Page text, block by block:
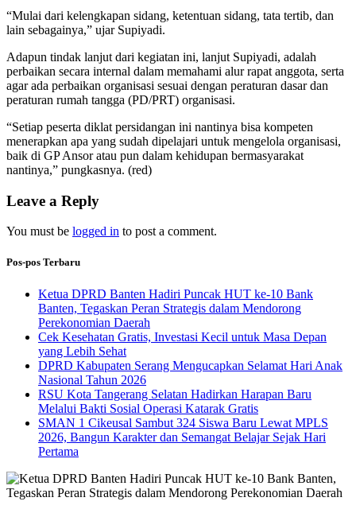
“Mulai dari kelengkapan sidang, ketentuan sidang, tata tertib, dan
lain sebagainya,” ujar Supiyadi.
Adapun tindak lanjut dari kegiatan ini, lanjut Supiyadi, adalah
perbaikan secara internal dalam memahami alur rapat anggota, serta
agar ada perbaikan organisasi sesuai dengan peraturan dasar dan
peraturan rumah tangga (PD/PRT) organisasi.
“Setiap peserta diklat persidangan ini nantinya bisa kompeten
menerapkan apa yang sudah dipelajari untuk mengelola organisasi,
baik di GP Ansor atau pun dalam kehidupan bermasyarakat
nantinya,” pungkasnya. (red)
Leave a Reply
You must be logged in to post a comment.
Pos-pos Terbaru
Ketua DPRD Banten Hadiri Puncak HUT ke-10 Bank
Banten, Tegaskan Peran Strategis dalam Mendorong
Perekonomian Daerah
Cek Kesehatan Gratis, Investasi Kecil untuk Masa Depan
yang Lebih Sehat
DPRD Kabupaten Serang Mengucapkan Selamat Hari Anak
Nasional Tahun 2026
RSU Kota Tangerang Selatan Hadirkan Harapan Baru
Melalui Bakti Sosial Operasi Katarak Gratis
SMAN 1 Cikeusal Sambut 324 Siswa Baru Lewat MPLS
2026, Bangun Karakter dan Semangat Belajar Sejak Hari
Pertama